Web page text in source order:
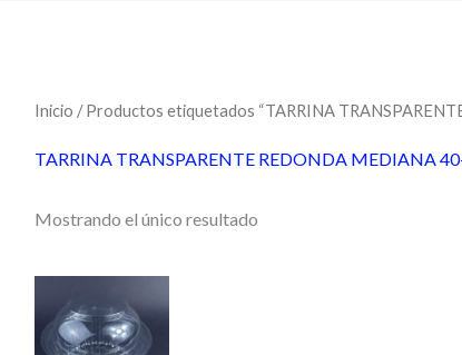
Inicio / Productos etiquetados “TARRINA
TARRINA TRANSPARENTE REDONDA MEDIANA
Mostrando el único resultado